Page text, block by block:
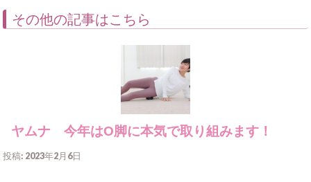
その他の記事はこちら
ヤムナ 今年はO脚に本気で取り組みます！
投稿: 2023年2月6日